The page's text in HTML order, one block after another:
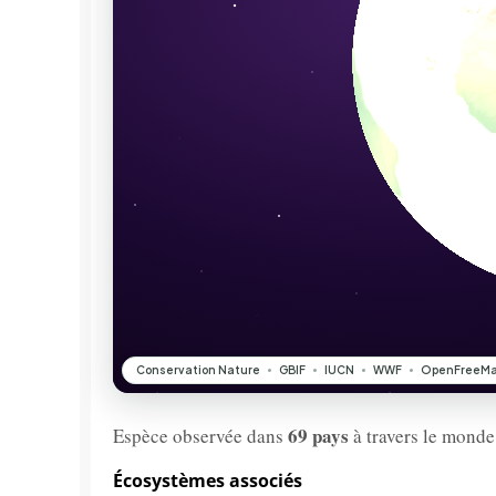
Espèce observée dans 69 pays à travers le
Écosystèmes associés